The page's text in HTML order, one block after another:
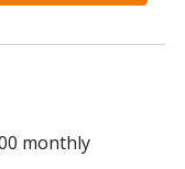
monthly